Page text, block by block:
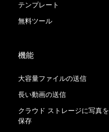
テンプレート
無料ツール
機能
大容量ファイルの送信
長い動画の送信
クラウド ストレージに写真を
保存